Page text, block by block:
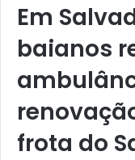
Em
baianos
frota do